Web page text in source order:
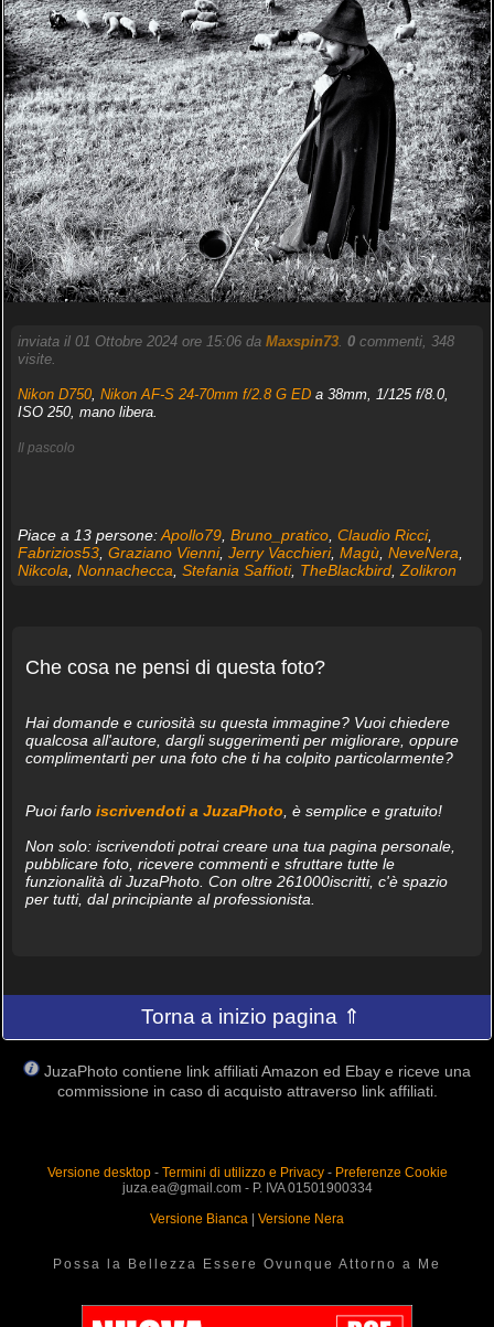
inviata il 01 Ottobre 2024 ore 15:06 da Maxspin73. 0commenti, 348
visite.
Nikon D750, Nikon AF-S 24-70mm f/2.8 G EDa 38mm, 1/125 f/8.0,
ISO 250, mano libera.
Il pascolo
Piace a 13 persone:Apollo79, Bruno_pratico, Claudio Ricci,
Fabrizios53, Graziano Vienni, Jerry Vacchieri, Magù, NeveNera
Nikcola Nonnachecca Stefania Saffioti, TheBlackbird, Zolikron
Che cosa ne pensi di questa foto?
Hai domande e curiosità su questa immagine? Vuoi chiedere
qualcosa all'autore, dargli suggerimenti per migliorare, oppure
complimentarti per una foto che ti ha colpito particolarmente?
Puoi farlo iscrivendoti a JuzaPhoto , è semplice e gratuito!
Non solo: iscrivendoti potrai creare una tua pagina personale,
pubblicare foto, ricevere commenti e sfruttare tutte le
funzionalità di JuzaPhoto. Con oltre 261000iscritti, c'è spazio
per tutti, dal principiante al professionista.
Torna a inizio pagina ⇑
JuzaPhoto contiene link affiliati Amazon ed Ebay e riceve una
commissione in caso di acquisto attraverso link affiliati.
Versione desktop- Termini di utilizzo e Privacy- Preferenze Cookie
juza.ea@gmail.com - P. IVA 01501900334
Versione Bianca
Versione Nera
Possa la Bellezza Essere Ovunque Attorno a Me